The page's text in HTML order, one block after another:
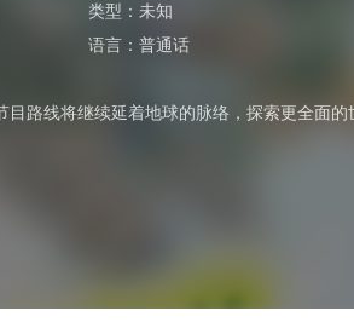
类型： 未知
语言： 普通话
目路线将继续延着地球的脉络，探索更全面